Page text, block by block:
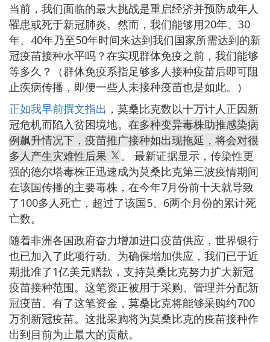
当前，我们面临的最大挑战是重启经济并预防成年人
罹患或死于新冠肺炎。然而，我们能够用20年、30
年、40年乃至50年时间来达到我们国家所需达到的新
冠疫苗接种水平吗？在实现群体免疫之前，我们能够
等多久？（群体免疫系指足够多人接种疫苗后即可阻
止疾病传播，即便一些人未接种疫苗也是如此。）
正如我早前撰文指出 ，莫桑比克数以十万计人正因新
冠危机而陷入贫困境地。 在多种变异毒株助推感染病
例飙升情况下，疫苗推广接种如出现拖延，将会对很
多人产生灾难性后果
。 最新证据显示，传染性更
强的德尔塔毒株正迅速成为莫桑比克第三波疫情期间
在该国传播的主要毒株，在今年7月份前十天就导致
了100多人死亡，超过了该国5、6两个月份的累计死
亡数。
随着非洲各国政府奋力增加进口疫苗供应，世界银行
也已加入了此项行动。为确保增加供应，我们已于近
期批准了1亿美元赠款，支持莫桑比克努力扩大新冠
疫苗接种范围。这笔资正被用于采购、管理并分配新
冠疫苗。有了这笔资金，莫桑比克将能够采购约700
万剂新冠疫苗。这批采购将为莫桑比克的疫苗接种作
出到目前为止最大的贡献。